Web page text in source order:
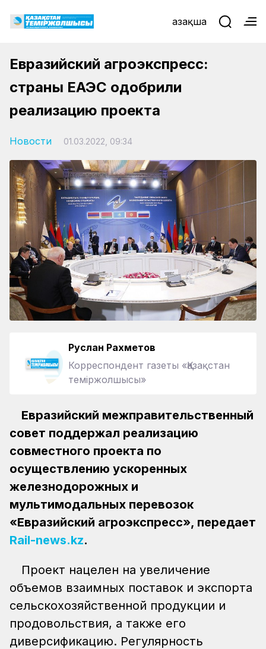
Қазақша
Евразийский агроэкспресс:
страны ЕАЭС одобрили
реализацию проекта
Новости 01.03.2022, 09:34
Руслан Рахметов
Корреспондент газеты «Қазақстан
теміржолшысы»
Евразийский межправительственный
совет поддержал реализацию
совместного проекта по
осуществлению ускоренных
железнодорожных и
мультимодальных перевозок
«Евразийский агроэкспресс», передает
Rail-news.kz.
Проект нацелен на увеличение
объемов взаимных поставок и экспорта
сельскохозяйственной продукции и
продовольствия, а также его
диверсификацию. Регулярность